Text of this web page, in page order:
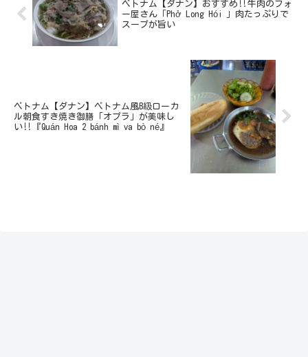
ベトナム【ダナン】おすすめ‼️牛肉のフォ
ー屋さん「Phở Long Hói 」肉たっぷりで
スープが旨い
ベトナム【ダナン】ベトナム風B級ローカ
ル朝食すき焼き御膳「オプラ」が美味し
い‼️『Quán Hoa 2 bánh mì va bò né』